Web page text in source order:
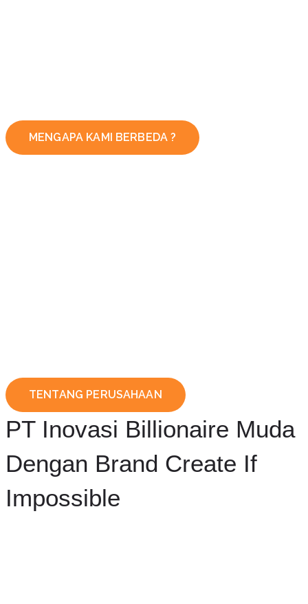
MENGAPA KAMI BERBEDA ?
TENTANG PERUSAHAAN
PT Inovasi Billionaire Muda
Dengan Brand Create If
Impossible